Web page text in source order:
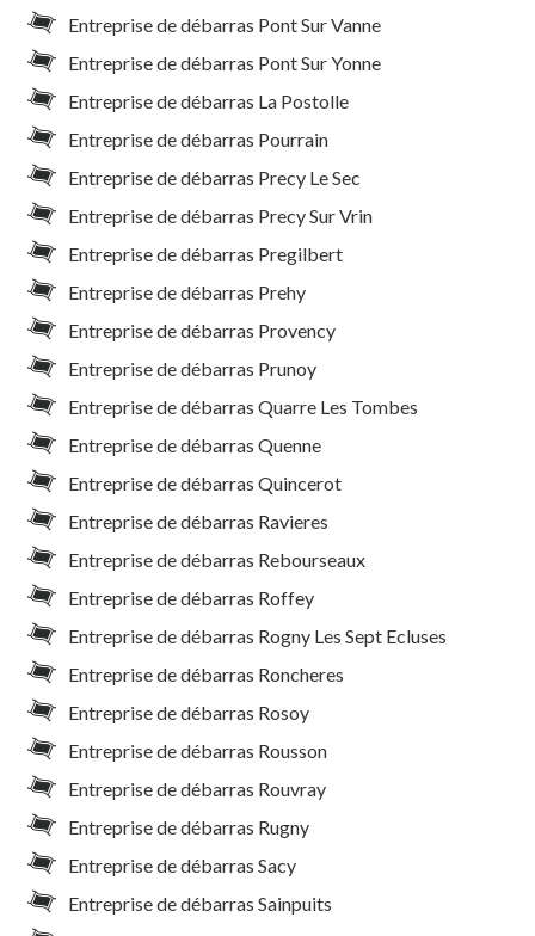
Entreprise de débarras Pont Sur Vanne
Entreprise de débarras Pont Sur Yonne
Entreprise de débarras La Postolle
Entreprise de débarras Pourrain
Entreprise de débarras Precy Le Sec
Entreprise de débarras Precy Sur Vrin
Entreprise de débarras Pregilbert
Entreprise de débarras Prehy
Entreprise de débarras Provency
Entreprise de débarras Prunoy
Entreprise de débarras Quarre Les Tombes
Entreprise de débarras Quenne
Entreprise de débarras Quincerot
Entreprise de débarras Ravieres
Entreprise de débarras Rebourseaux
Entreprise de débarras Roffey
Entreprise de débarras Rogny Les Sept Ecluses
Entreprise de débarras Roncheres
Entreprise de débarras Rosoy
Entreprise de débarras Rousson
Entreprise de débarras Rouvray
Entreprise de débarras Rugny
Entreprise de débarras Sacy
Entreprise de débarras Sainpuits